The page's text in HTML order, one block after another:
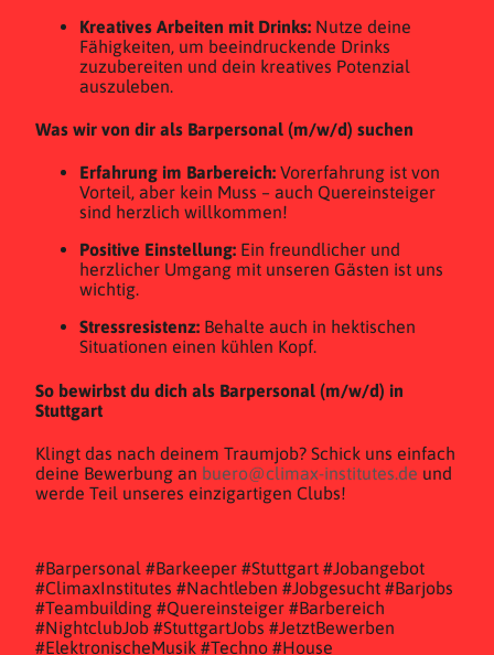
Kreatives Arbeiten mit Drinks: Nutze deine
Fähigkeiten, um beeindruckende Drinks
zuzubereiten und dein kreatives Potenzial
auszuleben.
Was wir von dir als Barpersonal (m/w/d) suchen
Erfahrung im Barbereich: Vorerfahrung ist von
Vorteil, aber kein Muss – auch Quereinsteiger
sind herzlich willkommen!
Positive Einstellung: Ein freundlicher und
herzlicher Umgang mit unseren Gästen ist uns
wichtig.
Stressresistenz: Behalte auch in hektischen
Situationen einen kühlen Kopf.
So bewirbst du dich als Barpersonal (m/w/d) in
Stuttgart
Klingt das nach deinem Traumjob? Schick uns einfach
deine Bewerbung an buero@climax-institutes.de und
werde Teil unseres einzigartigen Clubs!
#Barpersonal #Barkeeper #Stuttgart #Jobangebot
#ClimaxInstitutes #Nachtleben #Jobgesucht #Barjobs
#Teambuilding #Quereinsteiger #Barbereich
#NightclubJob #StuttgartJobs #JetztBewerben
#ElektronischeMusik #Techno #House